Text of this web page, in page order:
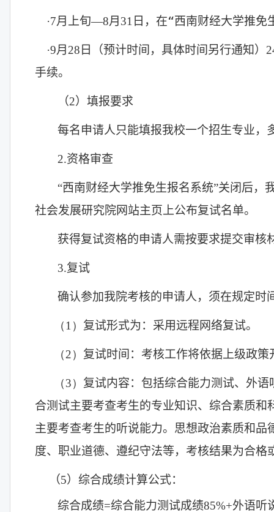
·7月上旬—8月 31 日，在“西南财经大学推免
·9月 28 日（预计时间，具体时间另行通知）
手续。
（2）填报要求
每名申请人只能填报我校一个招生专业，
2.资格审查
“西南财经大学推免生报名系统”关闭后
社会发展研究院网站主页上公布复试名单。
获得复试资格的申请人需按要求提交审核
3.复试
确认参加我院考核的申请人，须在规定时
（1） 复试形式为：采用远程网络复试。
（2） 复试时间：考核工作将依据上级政
（3） 复试内容： 包括综合能力测试、 外语
合测试主要考查考生的专业知识、综合素质
主要考查考生的听说能力。思想政治素质和
度、职业道德、遵纪守法等，考核结果为合格
（5）综合成绩计算公式：
综合成绩=综合能力测试成绩85%+外语听